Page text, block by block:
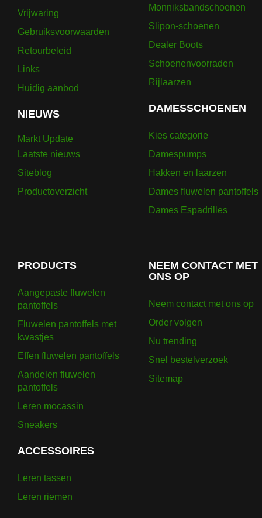
Vrijwaring
Gebruiksvoorwaarden
Retourbeleid
Links
Huidig ​​aanbod
NIEUWS
Markt Update
Laatste nieuws
Siteblog
Productoverzicht
Monniksbandschoenen
Slipon-schoenen
Dealer Boots
Schoenenvoorraden
Rijlaarzen
DAMESSCHOENEN
Kies categorie
Damespumps
Hakken en laarzen
Dames fluwelen pantoffels
Dames Espadrilles
PRODUCTS
Aangepaste fluwelen
pantoffels
Fluwelen pantoffels met
kwastjes
Effen fluwelen pantoffels
Aandelen fluwelen
pantoffels
Leren mocassin
Sneakers
ACCESSOIRES
Leren tassen
Leren riemen
NEEM CONTACT MET
ONS OP
Neem contact met ons op
Order volgen
Nu trending
Snel bestelverzoek
Sitemap